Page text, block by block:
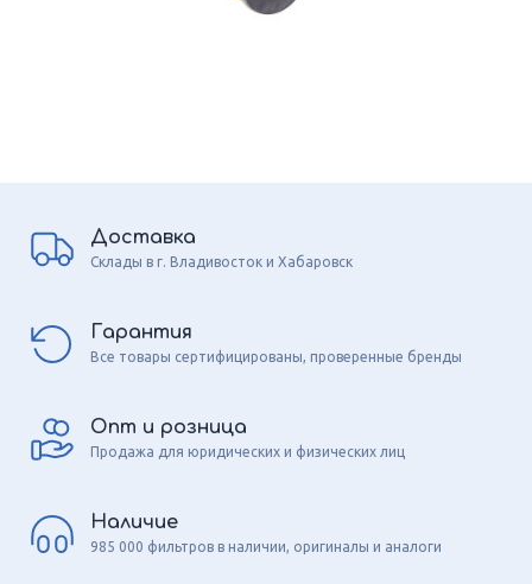
Доставка
Склады в г. Владивосток и Хабаровск
Гарантия
Все товары сертифицированы, проверенные бренды
Опт и розница
Продажа для юридических и физических лиц
Наличие
985 000 фильтров в наличии, оригиналы и аналоги